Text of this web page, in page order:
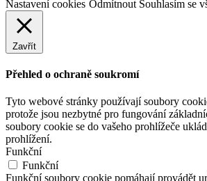
Nastavení cookies Odmítnout Souhlasím se
Zavřít
Přehled o ochraně soukromí
Tyto webové stránky používají soubory
protože jsou nezbytné pro fungování
soubory cookie se do vašeho prohlížeče
prohlížení.
Funkční
Funkční
Funkční soubory cookie pomáhají provádět